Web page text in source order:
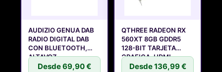
AUDIZIO GENUA DAB
RADIO DIGITAL DAB
CON BLUETOOTH,
ALTAVOZ
Desde 69,90 €
QTHREE RADEON RX
560XT 8GB GDDR5
128-BIT TARJETA
GRAFICA, HDMI,
Desde 136,99 €